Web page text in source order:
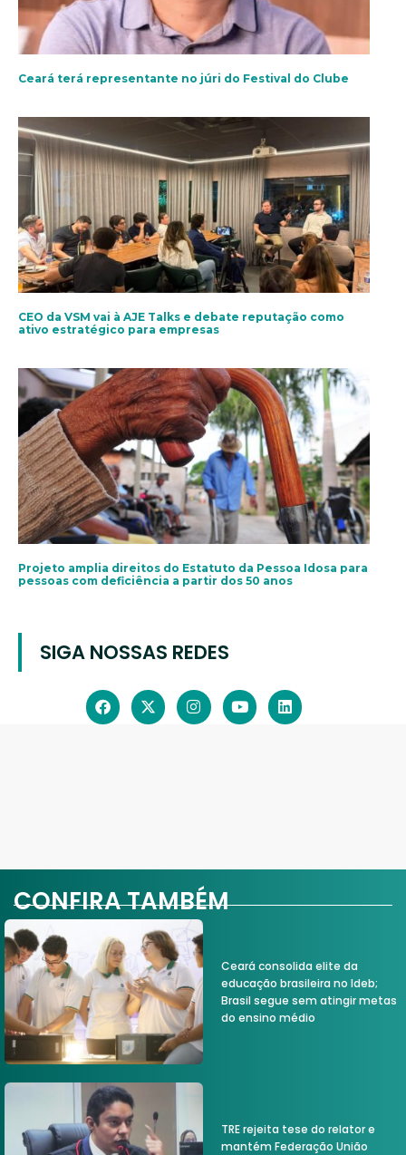
Ceará terá representante no júri do Festival do Clube
CEO da VSM vai à AJE Talks e debate reputação como
ativo estratégico para empresas
Projeto amplia direitos do Estatuto da Pessoa Idosa para
pessoas com deficiência a partir dos 50 anos
SIGA NOSSAS REDES
CONFIRA TAMBÉM
Ceará consolida elite da
educação brasileira no Ideb;
Brasil segue sem atingir metas
do ensino médio
TRE rejeita tese do relator e
mantém Federação União